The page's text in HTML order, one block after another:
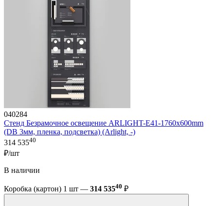
040284
Стенд Безрамочное освещение ARLIGHT-E41-1760х600mm
(DB 3мм, пленка, подсветка) (Arlight, -)
314 53540
₽/шт
В наличии
Коробка (картон) 1 шт — 314 53540 ₽